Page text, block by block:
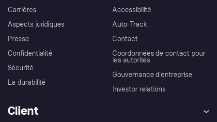
Carrières
Aspects juridiques
Presse
Confidentialité
Sécurité
La durabilité
Accessibilité
Auto-Track
Contact
Coordonnées de contact pour
les autorités
Gouvernance d’entreprise
Investor relations
Client